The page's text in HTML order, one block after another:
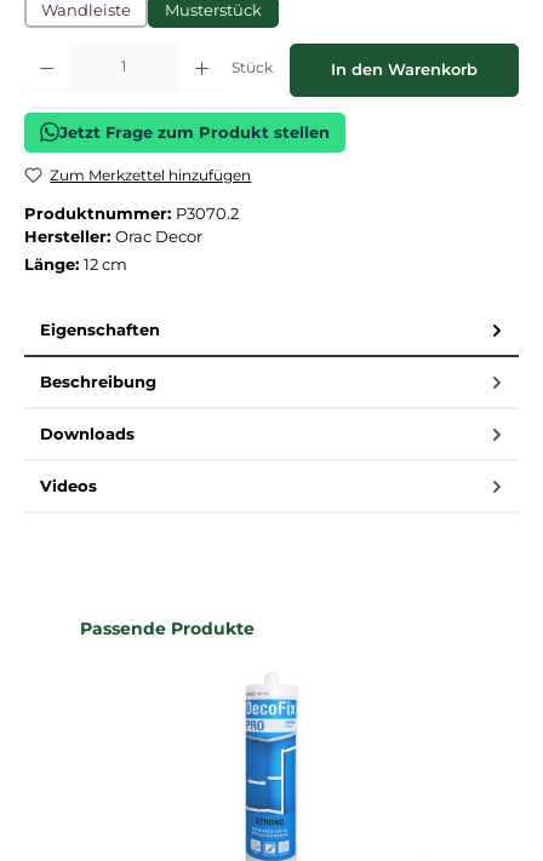
Wandleiste Musterstück
Produkt Anzahl: Gib den gewünschten Wert ein oder benutze die
Stück In den Warenkorb
Jetzt Frage zum Produkt stellen
Zum Merkzettel hinzufügen
Produktnummer: P3070.2
Hersteller: Orac Decor
Länge: 12 cm
Eigenschaften
Beschreibung
Downloads
Videos
Produktgalerie überspringen
Passende Produkte